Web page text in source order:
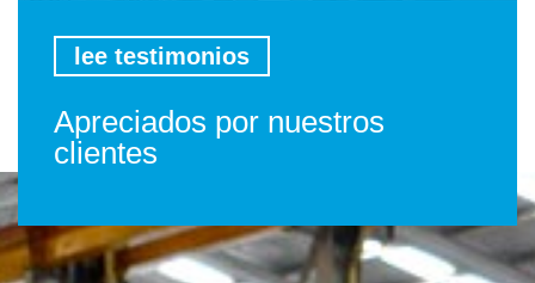
lee testimonios
Apreciados por nuestros
clientes